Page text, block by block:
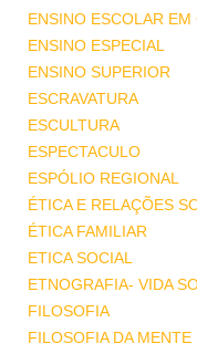
ENSINO ESCOLAR EM
ENSINO ESPECIAL
ENSINO SUPERIOR
ESCRAVATURA
ESCULTURA
ESPECTACULO
ESPÓLIO REGIONAL
ÉTICA E RELAÇÕES
ÉTICA FAMILIAR
ETICA SOCIAL
ETNOGRAFIA- VIDA
FILOSOFIA
FILOSOFIA DA